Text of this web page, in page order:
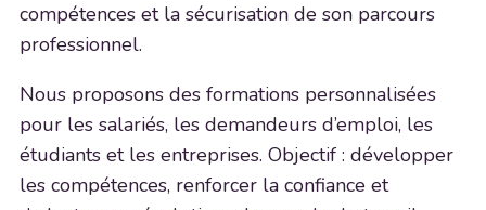
compétences et la sécurisation de son parcours
professionnel.
Nous proposons des formations personnalisées
pour les salariés, les demandeurs d’emploi, les
étudiants et les entreprises. Objectif : développer
les compétences, renforcer la confiance et